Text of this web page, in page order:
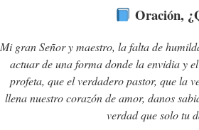
Oración,
Mi gran Señor y maestro, la falta de
actuar de una forma donde la envidia y
profeta, que el verdadero pastor, que la
llena nuestro corazón de amor, danos
verdad que solo tu